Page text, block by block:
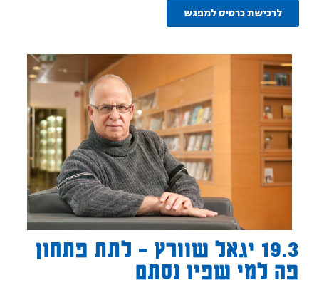
לרכישת כרטיס למפגש
19.3 יגאל שוורץ - לתת פתחון
פה למי שפיו נסתם